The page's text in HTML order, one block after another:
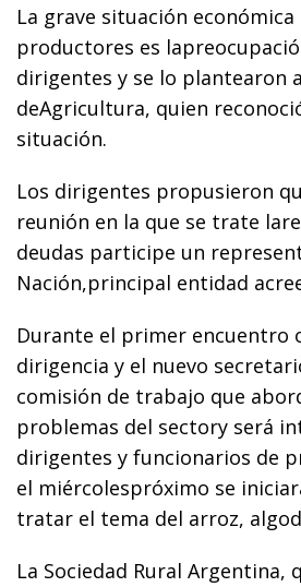
La grave situación
productores es
dirigentes y se lo plantearon
deAgricultura, quien
situación.
Los dirigentes propusieron
reunión en la que se trate
deudas participe un
Nación,principal entidad
Durante el primer encuentro
dirigencia y el nuevo
comisión de trabajo que
problemas del sectory será
dirigentes y funcionarios de
el miércolespróximo se
tratar el tema del arroz,
La Sociedad Rural Argentina,